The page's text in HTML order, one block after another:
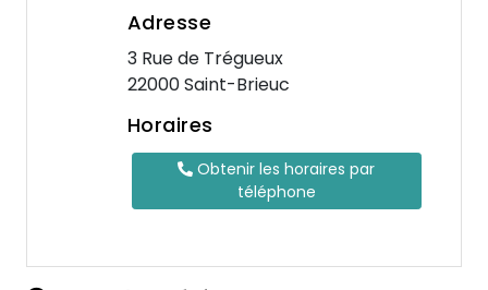
Adresse
3 Rue de Trégueux
22000 Saint-Brieuc
Horaires
Obtenir les horaires par
téléphone